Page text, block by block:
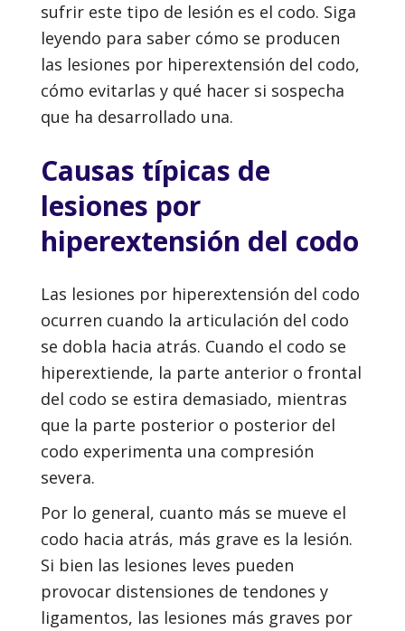
sufrir este tipo de lesión es el codo. Siga
leyendo para saber cómo se producen
las lesiones por hiperextensión del codo,
cómo evitarlas y qué hacer si sospecha
que ha desarrollado una.
Causas típicas de
lesiones por
hiperextensión del codo
Las lesiones por hiperextensión del codo
ocurren cuando la articulación del codo
se dobla hacia atrás. Cuando el codo se
hiperextiende, la parte anterior o frontal
del codo se estira demasiado, mientras
que la parte posterior o posterior del
codo experimenta una compresión
severa.
Por lo general, cuanto más se mueve el
codo hacia atrás, más grave es la lesión.
Si bien las lesiones leves pueden
provocar distensiones de tendones y
ligamentos, las lesiones más graves por